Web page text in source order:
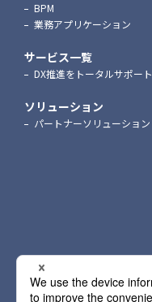
BPM
業務アプリケーション
サービス一覧
DX推進をトータルサポート
ソリューション
パートナーソリューション